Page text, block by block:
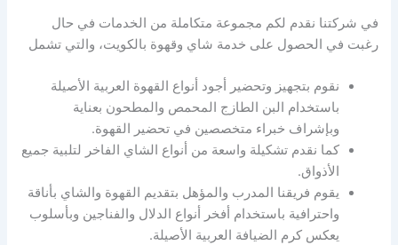
في شركتنا نقدم لكم مجموعة متكاملة من الخدمات في حال
رغبت في الحصول على خدمة شاي وقهوة بالكويت، والتي تشمل
نقوم بتجهيز وتحضير أجود أنواع القهوة العربية الأصيلة
باستخدام البن الطازج المحمص والمطحون بعناية
وبإشراف خبراء متخصصين في تحضير القهوة.
كما نقدم تشكيلة واسعة من أنواع الشاي الفاخر لتلبية جميع
الأذواق.
يقوم فريقنا المدرب والمؤهل بتقديم القهوة والشاي بأناقة
واحترافية باستخدام أفخر أنواع الدلال والفناجين وبأسلوب
يعكس كرم الضيافة العربية الأصيلة.